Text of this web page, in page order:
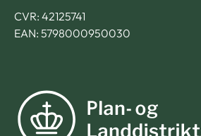
CVR: 42125741
EAN: 5798000950030